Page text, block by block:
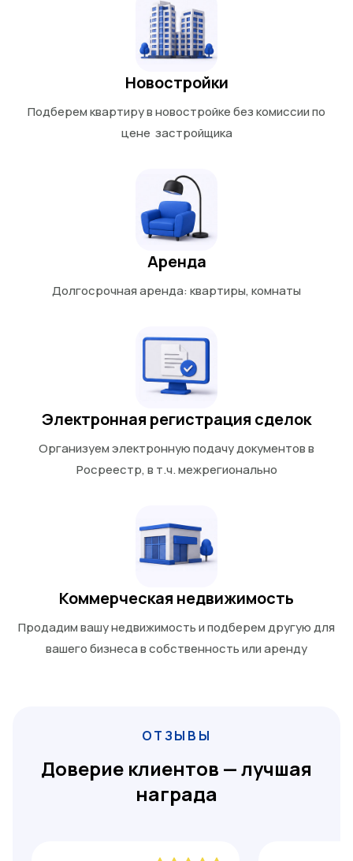
Новостройки
Подберем квартиру в новостройке без комиссии по
цене застройщика
Аренда
Долгосрочная аренда: квартиры, комнаты
Электронная регистрация сделок
Организуем электронную подачу документов в
Росреестр, в т.ч. межрегионально
Коммерческая недвижимость
Продадим вашу недвижимость и подберем другую для
вашего бизнеса в собственность или аренду
ОТЗЫВЫ
Доверие клиентов — лучшая
награда